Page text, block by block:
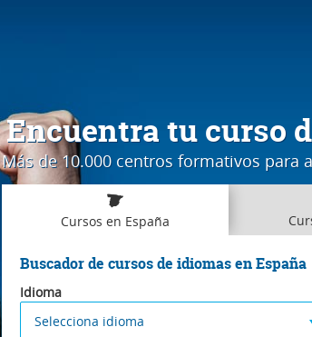
Encuentra tu curso
Más de 10.000 centros formativos para
Cursos en España
Buscador de cursos de idiomas en España
Idioma
Selecciona idioma